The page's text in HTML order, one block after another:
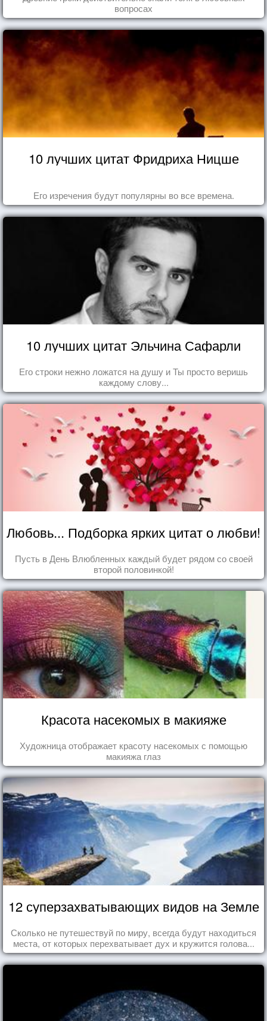
вопросах
10 лучших цитат Фридриха Ницше
Его изречения будут популярны во все времена.
10 лучших цитат Эльчина Сафарли
Его строки нежно ложатся на душу и Ты просто веришь
каждому слову...
Любовь... Подборка ярких цитат о любви!
Пусть в День Влюбленных каждый будет рядом со своей
второй половинкой!
Красота насекомых в макияже
Художница отображает красоту насекомых с помощью
макияжа глаз
12 суперзахватывающих видов на Земле
Сколько не путешествуй по миру, всегда будут находиться
места, от которых перехватывает дух и кружится голова...